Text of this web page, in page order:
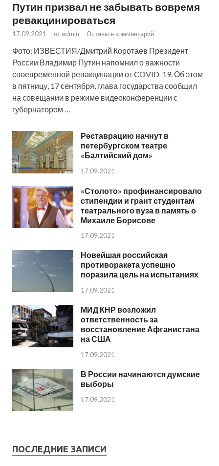
Путин призвал не забывать вовремя
ревакцинироваться
17.09.2021 - от admin - Оставьте комментарий
Фото: ИЗВЕСТИЯ/Дмитрий Коротаев Президент
России Владимир Путин напомнил о важности
своевременной ревакцинации от COVID-19. Об этом
в пятницу, 17 сентября, глава государства сообщил
на совещании в режиме видеоконференции с
губернатором …
Реставрацию начнут в
петербургском театре
«Балтийский дом»
17.09.2021
«Столото» профинансировало
стипендии и грант студентам
театрального вуза в память о
Михаиле Борисове
17.09.2021
Новейшая российская
противоракета успешно
поразила цель на испытаниях
17.09.2021
МИД КНР возложил
ответственность за
восстановление Афганистана
на США
17.09.2021
В России начинаются думские
выборы
17.09.2021
ПОСЛЕДНИЕ ЗАПИСИ